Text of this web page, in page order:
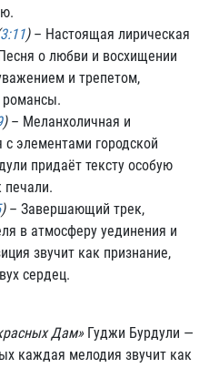
3:11)– Настоящая лирическая
о любви и восхищении
и трепетом,
романсы.
)– Меланхоличная и
с элементами городской
придаёт тексту особую
печали.
)– Завершающий трек,
в атмосферу уединения и
звучит как признание,
сердец.
Дам»Гуджи Бурдули —
каждая мелодия звучит как